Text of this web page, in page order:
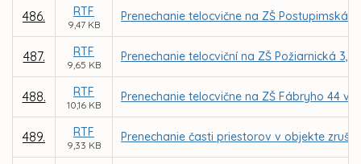
486. RTF
9,47 KB
Prenechanie telocvične na ZŠ Postupimská
487. RTF
9,65 KB
Prenechanie telocviční na ZŠ Požiarnická 3,
488. RTF
10,16 KB
Prenechanie telocvične na ZŠ Fábryho 44
489. RTF
9,33 KB
Prenechanie časti priestorov v objekte zruš.